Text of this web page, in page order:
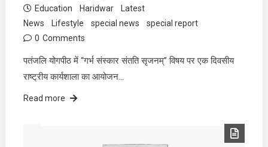
Education
Haridwar
Latest
News
Lifestyle special news
special report
0 Comments
पतंजलि योगपीठ में “गर्भ संस्कार संतति सृजनम्” विषय पर एक दिवसीय
राष्ट्रीय कार्यशाला का आयोजन…
Read more